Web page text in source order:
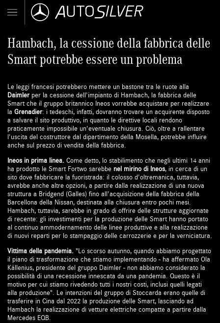
Hambach, la cessione della fabbrica delle
Smart potrebbe essere un problema
Le leggi francesi potrebbero mettere un bastone tra le ruote alla
Daimler per la cessione dell'impianto di Hambach, la fabbrica delle
Smart che il gruppo britannico Ineos vorrebbe acquistare per realizzare
laGrenadier: i tedeschi, infatti, dovranno trovare un acquirente disposto
a salvare il sito produttivo, in quanto le direttive locali rendono
praticamente impossibile un'eventuale chiusura. Ciò, oltre a rallentare
l'uscita del costruttore dal dipartimento della Mosella, potrebbe influire
anche sul prezzo di vendita della fabbrica.
Ineos in prima linea. Come detto, lo stabilimento che negli ultimi 14 anni
ha prodotto le Smart Fortwo sarebbe nel mirino di Ineos, in cerca di un
sito dove fabbricare la fuoristrada: il colosso d'oltremanica, tuttavia,
avrebbe anche altre opzioni, a partire dalla realizzazione di una nuova
struttura a Bridgend (Galles) fino all'acquisizione della fabbrica della
Barcellona della Nissan, destinata alla chiusura entro pochi mesi.
Hambach, tuttavia, sarebbe in grado di offrire delle strutture aggiornate
di recente: gli investimenti per la produzione delle Smart hanno portato
al continuo ammodernamento delle linee produttive e alla realizzazione
di nuovi reparti per lo stampaggio delle carrozzerie e per la verniciatura.
Vittima della pandemia. "Lo scorso autunno, quando abbiamo progettato
il piano di trasformazione che stiamo implementando - ha affermato Ola
Källenius, presidente del gruppo Daimler - non abbiamo considerato la
possibilità di una recessione innescata da una pandemia. Questo è il
motivo per cui stiamo rivedendo tutti i nostri costi, inclusi quelli legati
alla produzione". Le intenzioni del gruppo di Stoccarda erano quelle di
trasferire in Cina dal 2022 la produzione delle Smart, lasciando ad
Hambach la realizzazione di vetture elettriche compatte a partire dalla
Mercedes EQB.